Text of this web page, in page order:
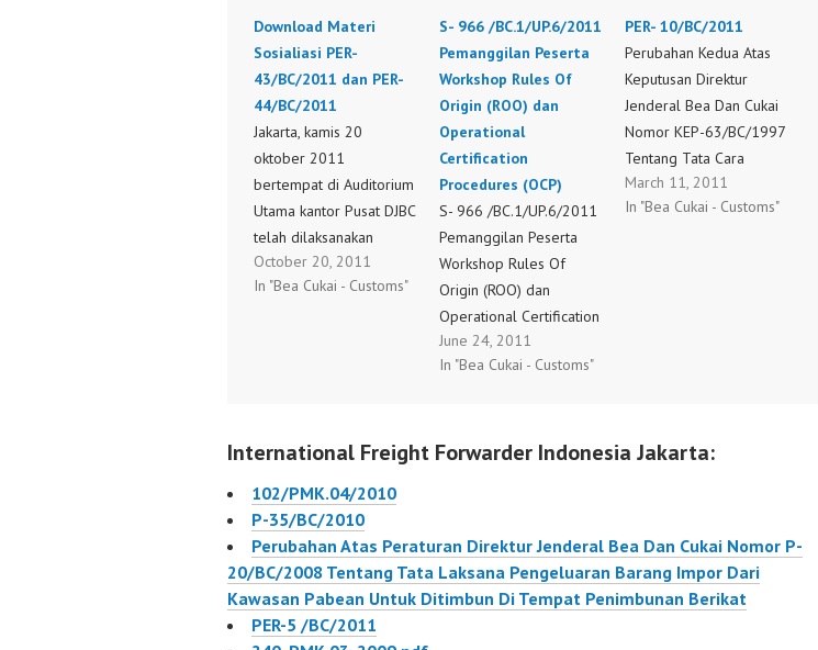
Download Materi
Sosialiasi PER-
43/BC/2011 dan PER-
44/BC/2011
Jakarta, kamis 20
oktober 2011
bertempat di Auditorium
Utama kantor Pusat DJBC
telah dilaksanakan
sosialisasi mengenai
Peraturan Direktur
Materi Sosialisasi PER-
44/BC/2011 untuk dapat
di unduh oleh para
pengguna jasa
kepabeanan. unduh
[materi sosialisasi]
October 20, 2011
In "Bea Cukai - Customs"
S- 966 /BC.1/UP.6/2011
Pemanggilan Peserta
Workshop Rules Of
Origin (ROO) dan
Operational
Certification
Procedures (OCP)
S- 966 /BC.1/UP.6/2011
Pemanggilan Peserta
Workshop Rules Of
Origin (ROO) dan
Operational Certification
Procedures (OCP)
June 24, 2011
In "Bea Cukai - Customs"
PER- 10/BC/2011
Perubahan Kedua Atas
Keputusan Direktur
Jenderal Bea Dan Cukai
Nomor KEP-63/BC/1997
Tentang Tata Cara
Pendirian Dan Tata
Laksana Pemasukan Dan
March 11, 2011
In "Bea Cukai - Customs"
International Freight Forwarder Indonesia Jakarta:
102/PMK.04/2010
P-35/BC/2010
Perubahan Atas Peraturan Direktur Jenderal Bea Dan Cukai Nomor P-
20/BC/2008 Tentang Tata Laksana Pengeluaran Barang Impor Dari
Kawasan Pabean Untuk Ditimbun Di Tempat Penimbunan Berikat
PER-5 /BC/2011